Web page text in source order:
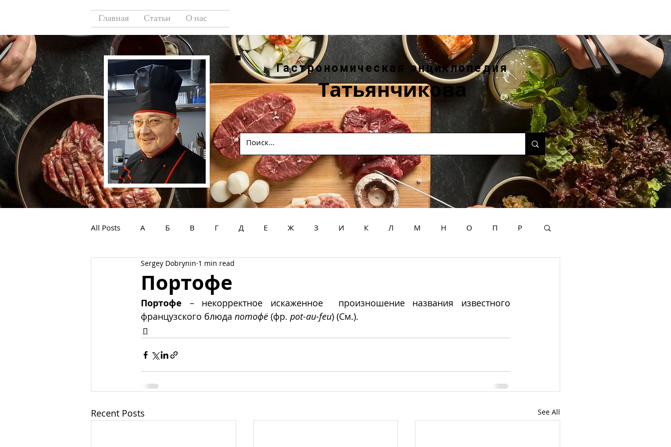
Главная Статьи О нас
Гастрономическая энциклопедия
Татьянчикова
All Posts А Б В Г Д Е Ж З И К Л М Н О П Р
У Ф Х
Портофе
Sergey Dobrynin 1 min read
Портофе – некорректное искаженное  произношение названия известного
французского блюда потофë (фр. pot-au-feu) (См.).
П
Recent Posts See All